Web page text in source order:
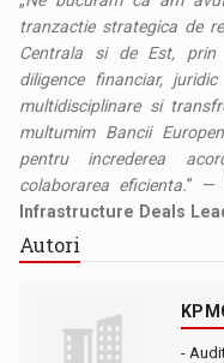
tranzactie strategica de
Centrala si de Est, prin
diligence financiar,
multidisciplinare si
multumim Bancii
pentru increderea
colaborarea eficienta.” —
Infrastructure Deals
Autori
-